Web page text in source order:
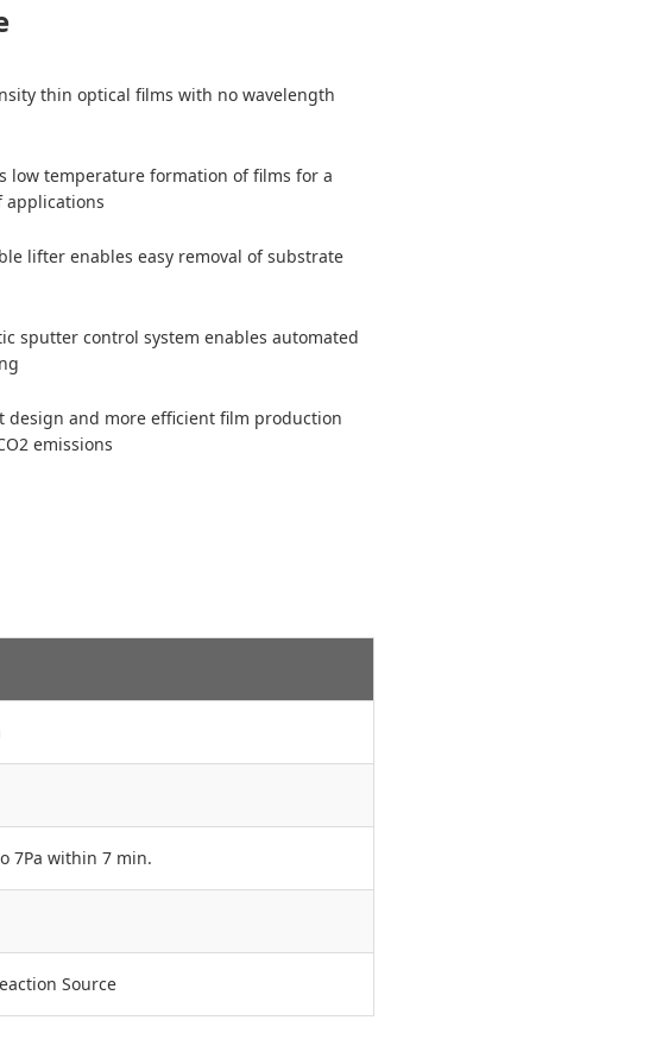
thin optical films with no wavelength
low temperature formation of films for a
applications
lifter enables easy removal of substrate
sputter control system enables automated
design and more efficient film production
emissions
7Pa within 7 min.
Source